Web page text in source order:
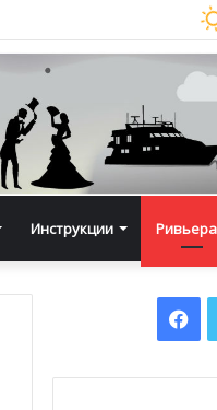
Инструкции Ривьера